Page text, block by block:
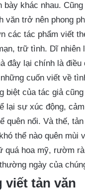
bày khác nhau.
văn trở nên phong
các tác phẩm viết
trữ tình. Dĩ
đây lại chính là
cuốn viết về
biệt của tác giả
lại sự xúc động,
quên nổi. Và thế,
thể nào quên
quá hoa mỹ, rườm
ngày của
viết tản văn